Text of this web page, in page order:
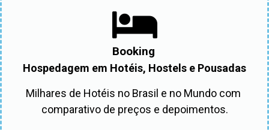
Booking
Hospedagem em Hotéis, Hostels e Pousadas
Milhares de Hotéis no Brasil e no Mundo com
comparativo de preços e depoimentos.